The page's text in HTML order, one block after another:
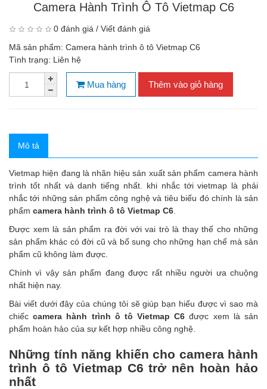
Camera Hành Trình Ô Tô Vietmap C6
0 đánh giá / Viết đánh giá
Mã sản phẩm: Camera hành trình ô tô Vietmap C6
Tình trạng: Liên hệ
Mua hàng Thêm vào giỏ hàng
Mô tả
Vietmap hiện đang là nhãn hiệu sản xuất sản phẩm camera hành
trình tốt nhất và danh tiếng nhất. khi nhắc tới vietmap là phải
nhắc tới những sản phẩm công nghệ và tiêu biểu đó chính là sản
phẩm camera hành trình ô tô Vietmap C6
Được xem là sản phẩm ra đời với vai trò là thay thế cho những
sản phẩm khác có đời cũ và bổ sung cho những hạn chế mà sản
phẩm cũ không làm được.
Chính vì vậy sản phẩm đangđược rất nhiều người ưa chuộng
nhất hiện nay.
Bài viết dưới đây của chúng tôi sẽ giúp bạn hiểu được vì sao mà
chiếccamera hành trình ô tô Vietmap C6 được xem là sản
phẩm hoàn hảo của sự kết hợp nhiều công nghệ.
Những tính năng khiến cho camera hành
trình ô tô Vietmap C6 trở nên hoàn hảo
nhất